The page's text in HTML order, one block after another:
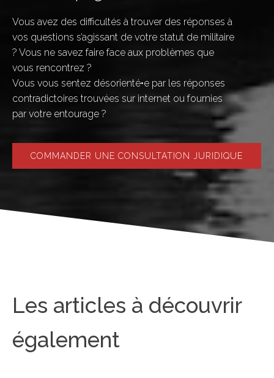
Vous avez des difficultés à trouver des réponses à
vos questions s’agissant de votre statut de militaire
? Vous ne savez faire face aux problèmes que
vous rencontrez ?
Vous vous sentez désorienté•e par les réponses
contradictoires trouvées sur internet ou fournies
par votre entourage ?
COMMANDER UNE CONSULTATION JURIDIQUE
Les articles à découvrir
également